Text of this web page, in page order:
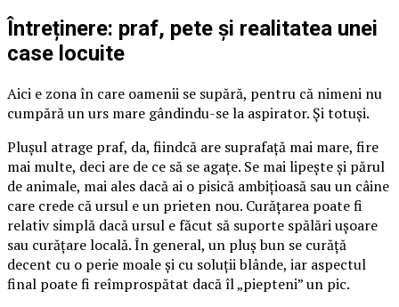
Întreținere: praf, pete și realitatea unei
case locuite
Aici e zona în care oamenii se supără, pentru că nimeni nu
cumpără un urs mare gândindu-se la aspirator. Și totuși.
Plușul atrage praf, da, fiindcă are suprafață mai mare, fire
mai multe, deci are de ce să se agațe. Se mai lipește și părul
de animale, mai ales dacă ai o pisică ambițioasă sau un câine
care crede că ursul e un prieten nou. Curățarea poate fi
relativ simplă dacă ursul e făcut să suporte spălări ușoare
sau curățare locală. În general, un pluș bun se curăță
decent cu o perie moale și cu soluții blânde, iar aspectul
final poate fi reîmprospătat dacă îl „piepteni” un pic.